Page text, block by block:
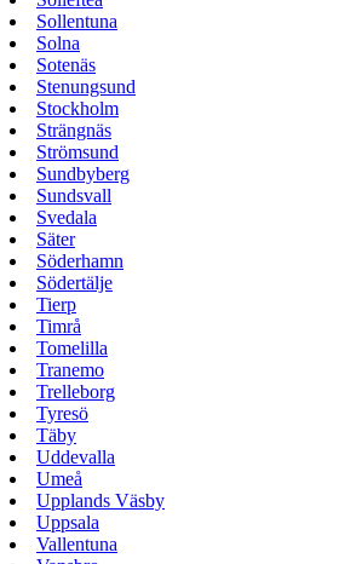
Sollentuna
Solna
Sotenäs
Stenungsund
Stockholm
Strängnäs
Strömsund
Sundbyberg
Sundsvall
Svedala
Säter
Söderhamn
Södertälje
Tierp
Timrå
Tomelilla
Tranemo
Trelleborg
Tyresö
Täby
Uddevalla
Umeå
Upplands Väsby
Uppsala
Vallentuna